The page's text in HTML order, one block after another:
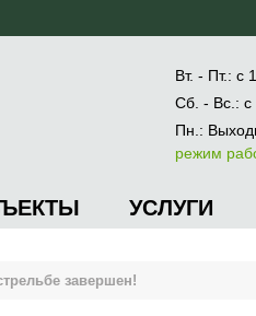
Вт. - Пт.: с
Сб. - Вс.: с
Пн.:
режим
УСЛУГИ
завершен!